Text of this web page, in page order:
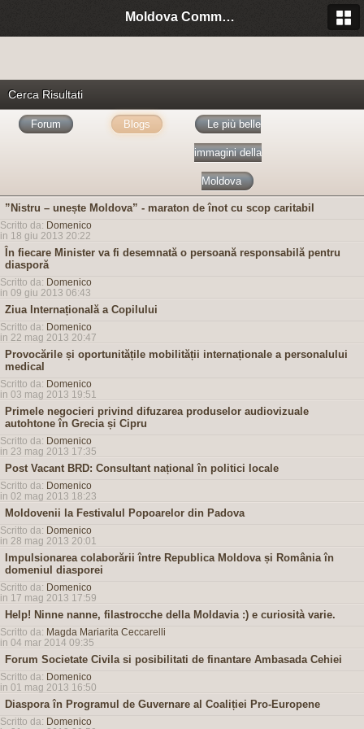
Moldova Community Italia
Cerca Risultati
Forum Blogs Le più belle
immagini della
Moldova
”Nistru – unește Moldova” - maraton de înot cu scop caritabil
Scritto da: Domenico
in 18 giu 2013 20:22
În fiecare Minister va fi desemnată o persoană responsabilă pentru
diasporă
Scritto da: Domenico
in 09 giu 2013 06:43
Ziua Internațională a Copilului
Scritto da: Domenico
in 22 mag 2013 20:47
Provocările și oportunitățile mobilității internaționale a personalului
medical
Scritto da: Domenico
in 03 mag 2013 19:51
Primele negocieri privind difuzarea produselor audiovizuale
autohtone în Grecia și Cipru
Scritto da: Domenico
in 23 mag 2013 17:35
Post Vacant BRD: Consultant național în politici locale
Scritto da: Domenico
in 02 mag 2013 18:23
Moldovenii la Festivalul Popoarelor din Padova
Scritto da: Domenico
in 28 mag 2013 20:01
Impulsionarea colaborării între Republica Moldova și România în
domeniul diasporei
Scritto da: Domenico
in 17 mag 2013 17:59
Help! Ninne nanne, filastrocche della Moldavia :) e curiosità varie.
Scritto da: Magda Mariarita Ceccarelli
in 04 mar 2014 09:35
Forum Societate Civila si posibilitati de finantare Ambasada Cehiei
Scritto da: Domenico
in 01 mag 2013 16:50
Diaspora în Programul de Guvernare al Coaliției Pro-Europene
Scritto da: Domenico